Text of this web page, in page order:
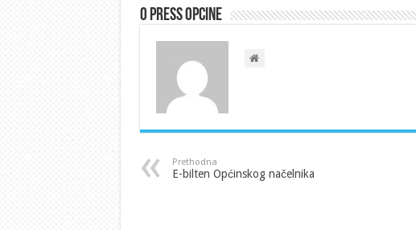
O Press Opcine
Prethodna
E-bilten Općinskog načelnika